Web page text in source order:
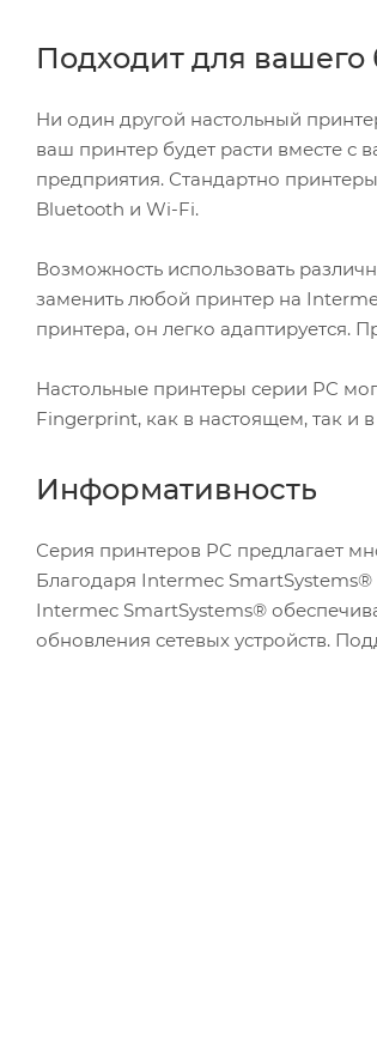
Подходит для вашего
Ни один другой настольный
ваш принтер будет расти вместе
предприятия. Стандартно
Bluetooth и Wi-Fi.
Возможность использовать
заменить любой принтер на
принтера, он легко
Настольные принтеры серии PC
Fingerprint, как в настоящем, так и
Информативность
Серия принтеров PC предлагает
Благодаря Intermec
Intermec SmartSystems®
обновления сетевых устройств.